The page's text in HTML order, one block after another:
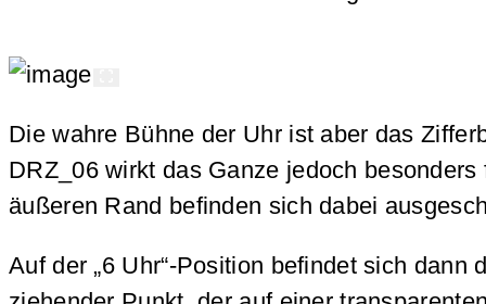
Die wahre Bühne der Uhr ist aber das
DRZ_06 wirkt das Ganze jedoch
äußeren Rand befinden sich dabei
Auf der „6 Uhr“-Position befindet sich